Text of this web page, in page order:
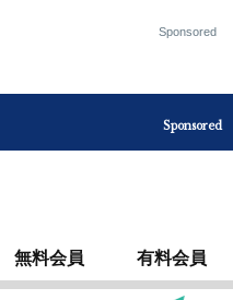
Sponsored
Sponsored
無料会員 有料会員